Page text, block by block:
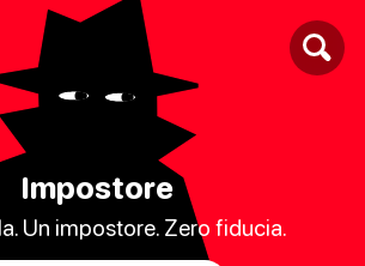
Impostore
Un impostore. Zero fiducia.